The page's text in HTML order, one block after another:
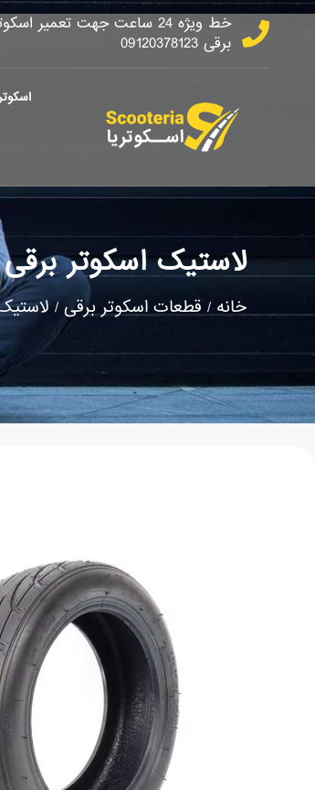
خط ویژه 24 ساعت جهت تعمیر
برقی 09120378123
لاستیک اسکوتر
خانه / قطعات اسکوتر برقی/